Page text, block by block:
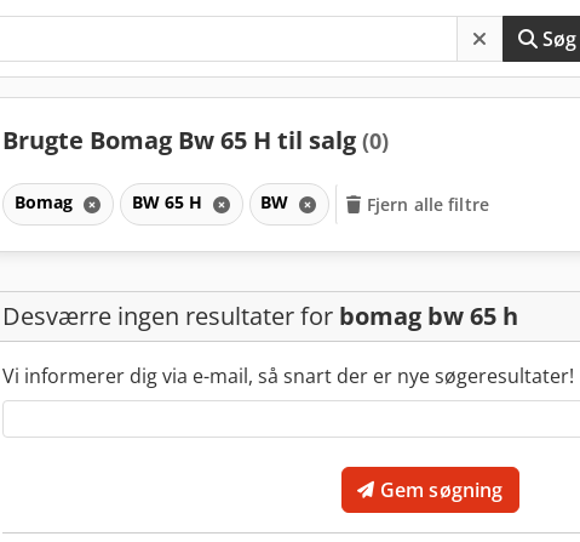
Søg
Brugte Bomag Bw 65 H til salg (0)
Bomag BW 65 H BW Fjern alle filtre
Desværre ingen resultater for bomag bw 65 h
Vi informerer dig via e-mail, så snart der er nye søgeresultater!
Gem søgning